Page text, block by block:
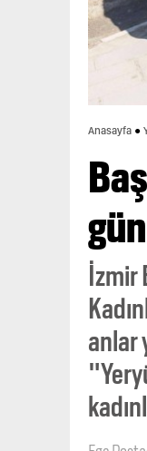
Anasayfa
İzmir
anlar